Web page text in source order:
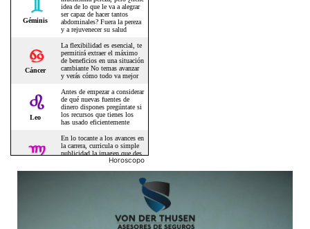
Horoscopo